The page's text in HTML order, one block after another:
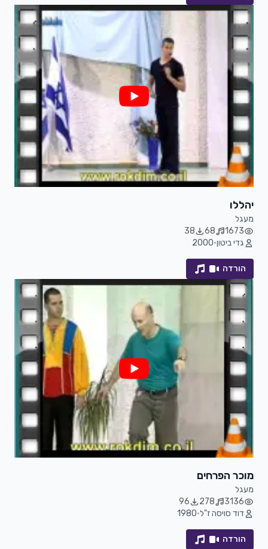
יהללו
מעגל
1673
68
38
גדי ביטון•
2000
הורדה
מוכר הפרחים
מעגל
3136
278
96
דוד סויסה ז"ל•
1980
הורדה